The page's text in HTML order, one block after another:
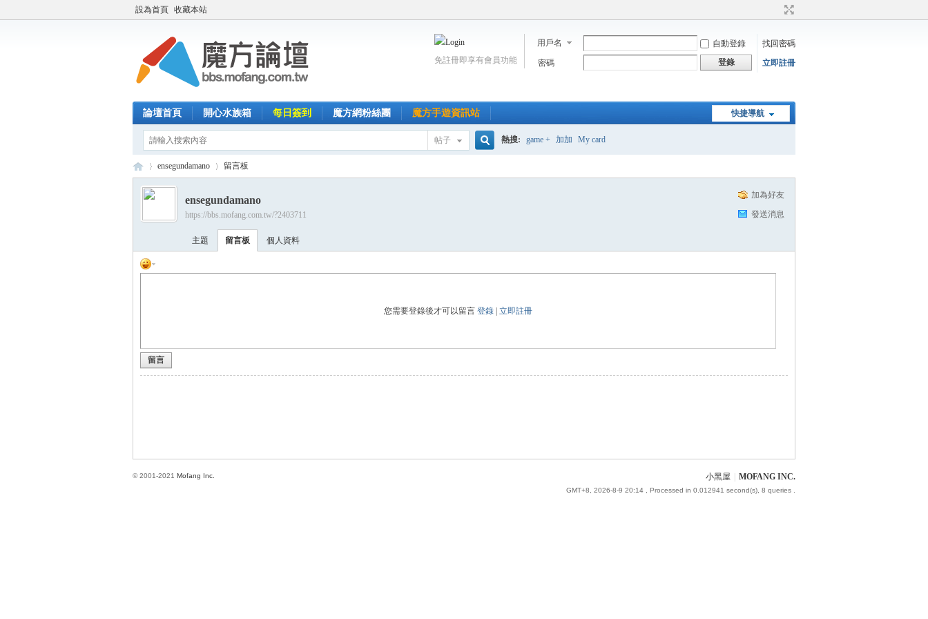
設為首頁 收藏本站
用戶名 自動登錄
找回密碼
密碼
登錄 立即註冊
免註冊即享有會員功能
快捷導航
論壇首頁 開心水族箱 每日簽到 魔方網粉絲團 魔方手遊資訊站
帖子 熱搜: game + 加加 My card
›
ensegundamano 留言板
加為好友
發送消息
ensegundamano
https://bbs.mofang.com.tw/?2403711
主題 留言板 個人資料
您需要登錄後才可以留言登錄 |立即註冊
留言
小黑屋 MOFANG INC.
GMT+8, 2026-8-9 20:14 , Processed in 0.012941 second(s), 8 queries .
© 2001-2021 Mofang Inc.